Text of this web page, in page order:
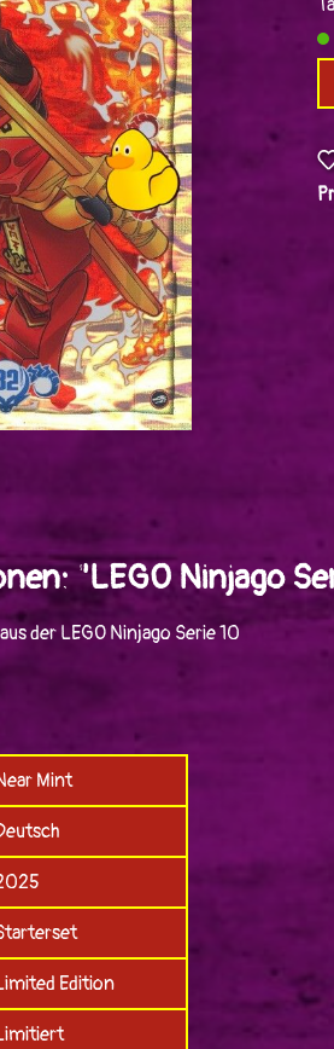
"LEGO Ninjago
der LEGO Ninjago Serie 10
Mint
Edition